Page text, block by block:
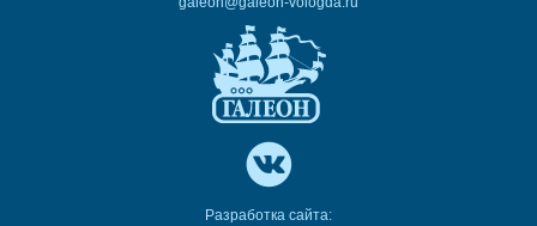
Разработка сайта: